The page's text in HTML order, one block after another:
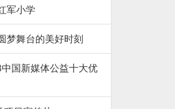
军小学
梦舞台的美好时刻
国新媒体公益十大优